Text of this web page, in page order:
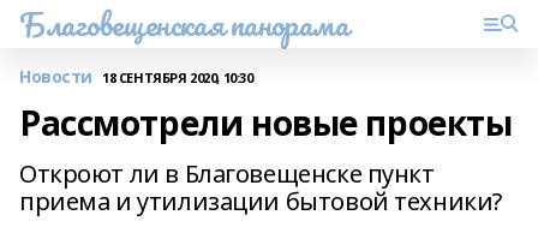
Благовещенская панорама
Новости 18 СЕНТЯБРЯ 2020, 10:30
Рассмотрели новые проекты
Откроют ли в Благовещенске пункт
приема и утилизации бытовой техники?